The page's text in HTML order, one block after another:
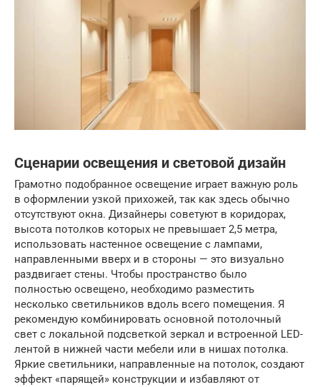
Сценарии освещения и световой дизайн
Грамотно подобранное освещение играет важную роль
в оформлении узкой прихожей, так как здесь обычно
отсутствуют окна. Дизайнеры советуют в коридорах,
высота потолков которых не превышает 2,5 метра,
использовать настенное освещение с лампами,
направленными вверх и в стороны — это визуально
раздвигает стены. Чтобы пространство было
полностью освещено, необходимо разместить
несколько светильников вдоль всего помещения. Я
рекомендую комбинировать основной потолочный
свет с локальной подсветкой зеркал и встроенной LED-
лентой в нижней части мебели или в нишах потолка.
Яркие светильники, направленные на потолок, создают
эффект «парящей» конструкции и избавляют от